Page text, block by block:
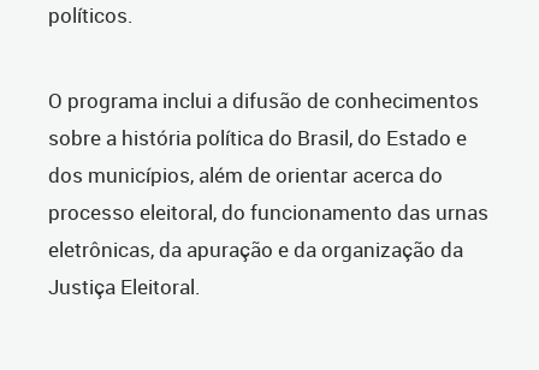
políticos.
O programa inclui a difusão de conhecimentos
sobre a história política do Brasil, do Estado e
dos municípios, além de orientar acerca do
processo eleitoral, do funcionamento das urnas
eletrônicas, da apuração e da organização da
Justiça Eleitoral.